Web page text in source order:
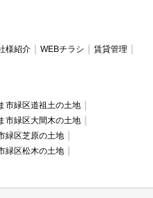
様紹介 WEBチラシ
賃貸管理
市緑区道祖土の土地
市緑区大間木の土地
緑区芝原の土地
緑区松木の土地